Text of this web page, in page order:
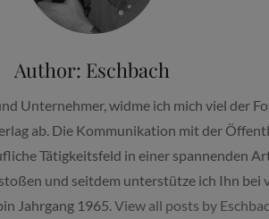
Author: Eschbach
Unternehmer, widme ich mich viel der
ab. Die Kommunikation mit der
Tätigkeitsfeld in einer spannenden
und seitdem unterstütze ich Ihn
Jahrgang 1965.View all posts by